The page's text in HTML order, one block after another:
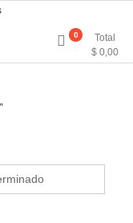
0
Total
$ 0,00